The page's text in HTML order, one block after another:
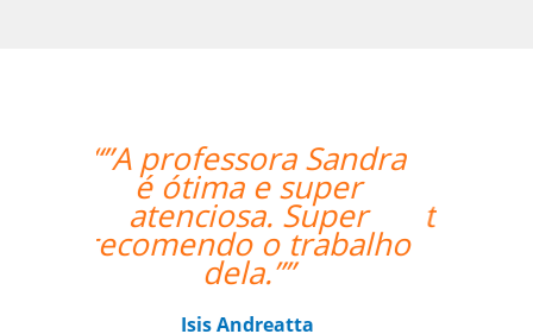
“”My wife likes the
lessons and the
teacher's punctuality.””
Seok Kwon